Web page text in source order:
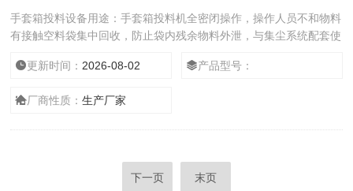
手套箱投料设备用途：手套箱投料机全密闭操作，操作人员不和物料
有接触空料袋集中回收，防止袋内残余物料外泄，与集尘系统配套使
更新时间： 2026-08-02 产品型号：
厂商性质：生产厂家
下一页 末页